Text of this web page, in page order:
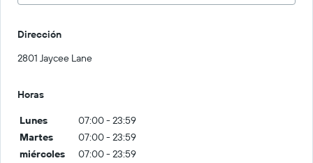
Dirección
2801 Jaycee Lane
Horas
Lunes
07:00 - 23:59
Martes
07:00 - 23:59
miércoles
07:00 - 23:59